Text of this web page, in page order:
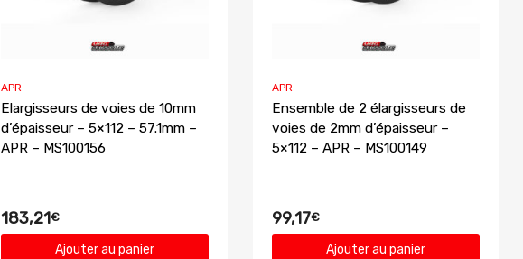
APR
Elargisseurs de voies de 10mm
d’épaisseur – 5×112 – 57.1mm –
APR – MS100156
183,21€
Ajouter au panier
APR
Ensemble de 2 élargisseurs de
voies de 2mm d’épaisseur –
5×112 – APR – MS100149
99,17€
Ajouter au panier